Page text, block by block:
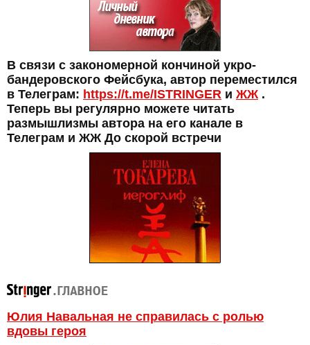
В связи с закономерной кончиной укро-
бандеровского Фейсбука, автор переместился
в Телеграм: https://t.me/ISTRINGER и ЖЖ.
Теперь вы регулярно можете читать
размышлизмы автора на его канале в
Телеграм и ЖЖ До скорой встречи
Юлия Навальная не справилась с ролью
вдовы героя